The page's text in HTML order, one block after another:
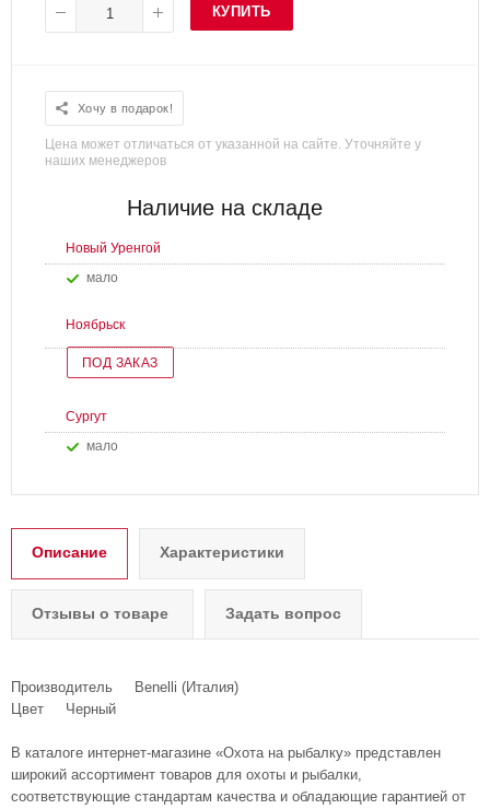
КУПИТЬ
Хочу в подарок!
Цена может отличаться от указанной на сайте. Уточняйте у
наших менеджеров
Наличие на складе
Новый Уренгой
Мало
Ноябрьск
ПОД ЗАКАЗ
Сургут
Мало
Описание Характеристики
Отзывы о товаре Задать вопрос
Производитель Benelli (Италия)
Цвет Черный
В каталоге интернет-магазине «Охота на рыбалку» представлен
широкий ассортимент товаров для охоты и рыбалки,
соответствующие стандартам качества и обладающие гарантией от